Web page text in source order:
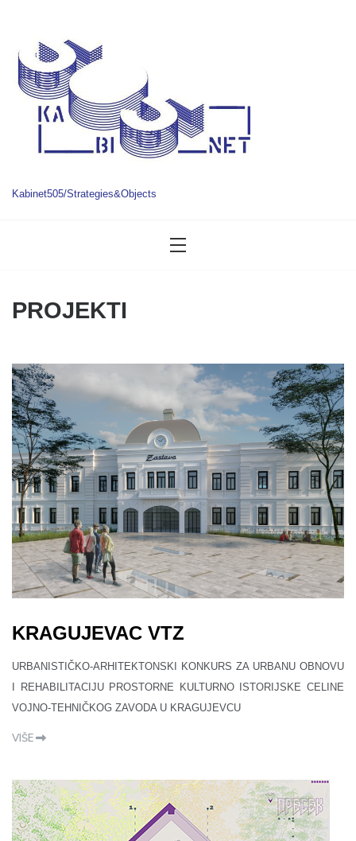
content
Kabinet505/Strategies&Objects
PROJEKTI
KRAGUJEVAC VTZ
URBANISTIČKO-ARHITEKTONSKI KONKURS ZA URBANU OBNOVU
I REHABILITACIJU PROSTORNE KULTURNO ISTORIJSKE CELINE
VOJNO-TEHNIČKOG ZAVODA U KRAGUJEVCU
VIŠE